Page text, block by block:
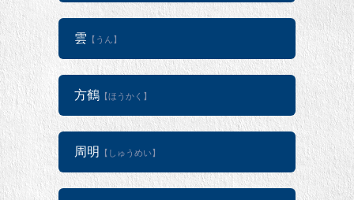
雲 【うん】
方鶴 【ほうかく】
周明 【しゅうめい】